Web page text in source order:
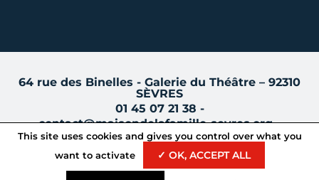
64 rue des Binelles - Galerie du Théâtre – 92310
SÈVRES
01 45 07 21 38 -
contact@maisondelafamille-sevres.org -
© 2026 Maison de la famille de Sèvres -Mentions légales
This site uses cookies and gives you control over what you
want to activate
✓ OK, ACCEPT ALL